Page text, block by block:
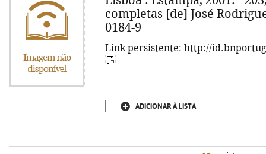
completas [de] José
0184-9
Link persistente: http://
ADICIONAR À LISTA